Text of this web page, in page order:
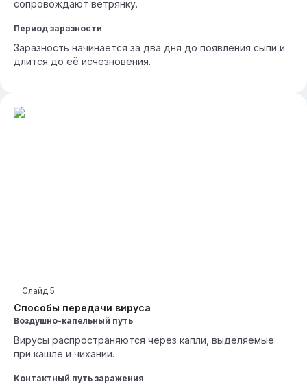
сопровождают ветрянку.
Период заразности
Заразность начинается за два дня до появления сыпи и
длится до её исчезновения.
Способы передачи вируса
Слайд 5
Воздушно-капельный путь
Вирусы распространяются через капли, выделяемые
при кашле и чихании.
Контактный путь заражения